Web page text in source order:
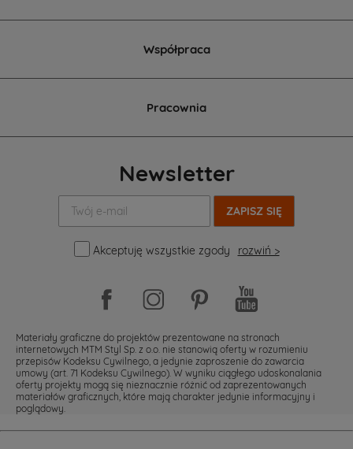
Współpraca
Pracownia
Newsletter
mail:
Akceptuję wszystkie zgody
rozwiń >
Materiały graficzne do projektów prezentowane na stronach
internetowych MTM Styl Sp. z o.o. nie stanowią oferty w rozumieniu
przepisów Kodeksu Cywilnego, a jedynie zaproszenie do zawarcia
umowy (art. 71 Kodeksu Cywilnego). W wyniku ciągłego udoskonalania
oferty projekty mogą się nieznacznie różnić od zaprezentowanych
materiałów graficznych, które mają charakter jedynie informacyjny i
poglądowy.